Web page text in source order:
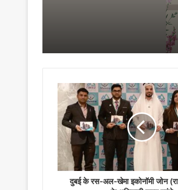
दुबई के रस-अल-खेमा इकोनॉमी जोन